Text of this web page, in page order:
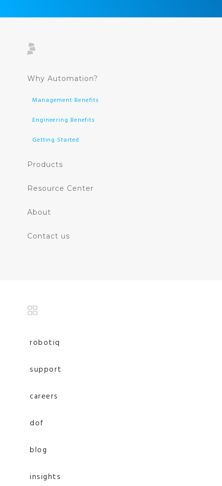
Why Automation?
Management Benefits
Engineering Benefits
Getting Started
Products
Resource Center
About
Contact us
robotiq
support
careers
dof
blog
insights